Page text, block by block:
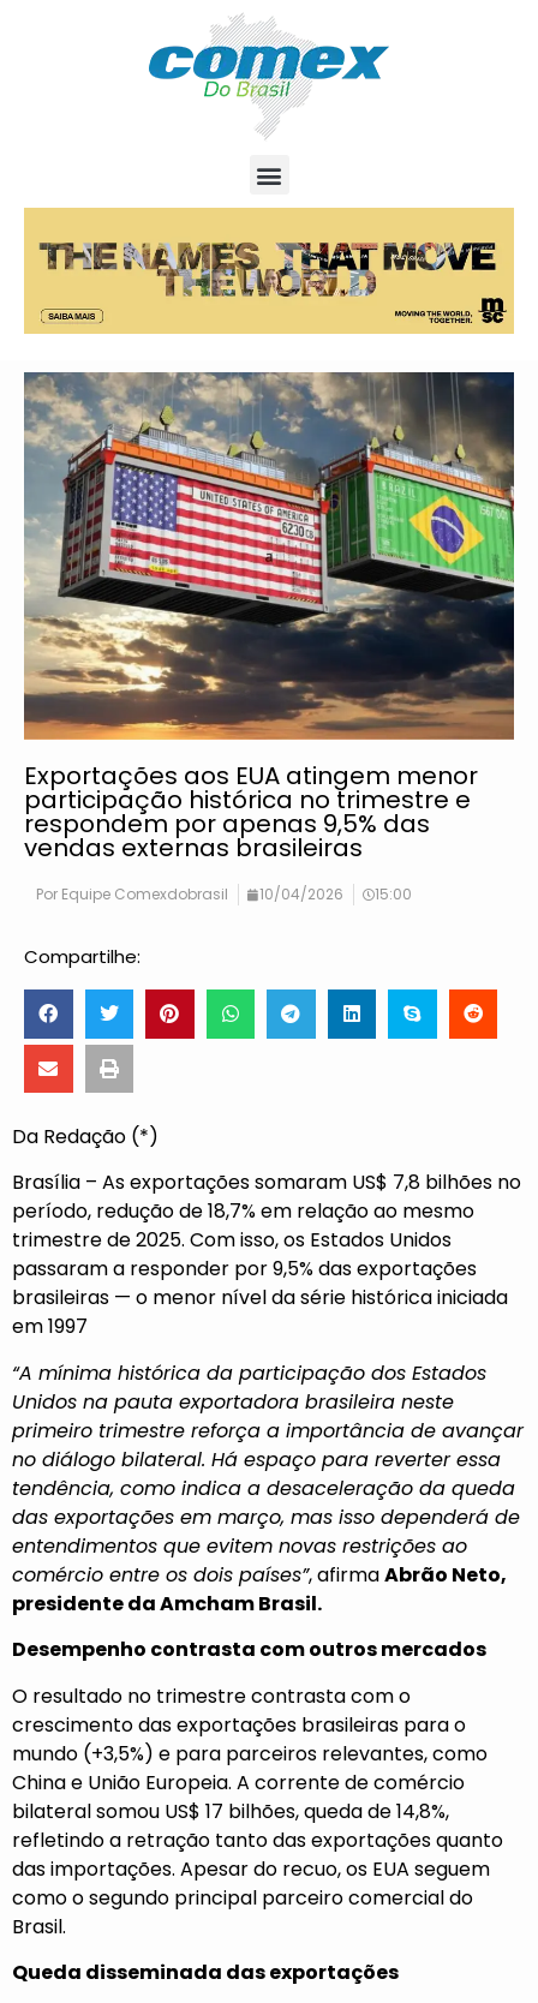
Exportações aos EUA atingem menor
participação histórica no trimestre e
respondem por apenas 9,5% das
vendas externas brasileiras
Por Equipe Comexdobrasil 10/04/2026 15:00
Compartilhe:
Da Redação (*)
Brasília – As exportações somaram US$ 7,8 bilhões no
período, redução de 18,7% em relação ao mesmo
trimestre de 2025. Com isso, os Estados Unidos
passaram a responder por 9,5% das exportações
brasileiras — o menor nível da série histórica iniciada
em 1997
“A mínima histórica da participação dos Estados
Unidos na pauta exportadora brasileira neste
primeiro trimestre reforça a importância de avançar
no diálogo bilateral. Há espaço para reverter essa
tendência, como indica a desaceleração da queda
das exportações em março, mas isso dependerá de
entendimentos que evitem novas restrições ao
comércio entre os dois países”, afirmaAbrão Neto,
presidente da Amcham Brasil.
Desempenho contrasta com outros mercados
O resultado no trimestre contrasta com o
crescimento das exportações brasileiras para o
mundo (+3,5%) e para parceiros relevantes, como
China e União Europeia. A corrente de comércio
bilateral somou US$ 17 bilhões, queda de 14,8%,
refletindo a retração tanto das exportações quanto
das importações. Apesar do recuo, os EUA seguem
como o segundo principal parceiro comercial do
Brasil.
Queda disseminada das exportações